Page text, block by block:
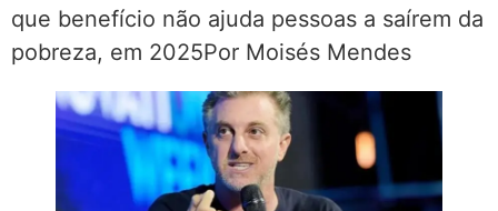
que benefício não ajuda pessoas a saírem da
pobreza, em 2025Por Moisés Mendes